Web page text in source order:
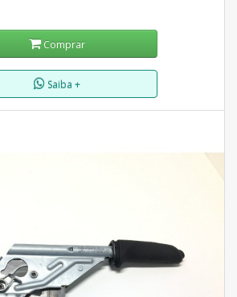
Comprar
Saiba +